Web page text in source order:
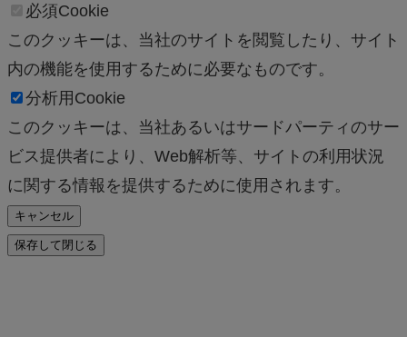
必須Cookie
このクッキーは、当社のサイトを閲覧したり、サイト
内の機能を使用するために必要なものです。
分析用Cookie
このクッキーは、当社あるいはサードパーティのサー
ビス提供者により、Web解析等、サイトの利用状況
に関する情報を提供するために使用されます。
キャンセル
保存して閉じる